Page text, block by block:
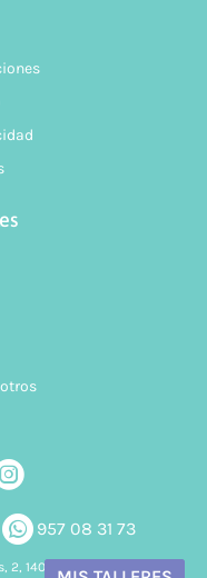
957 08 31 73
2, 14006 Córdoba